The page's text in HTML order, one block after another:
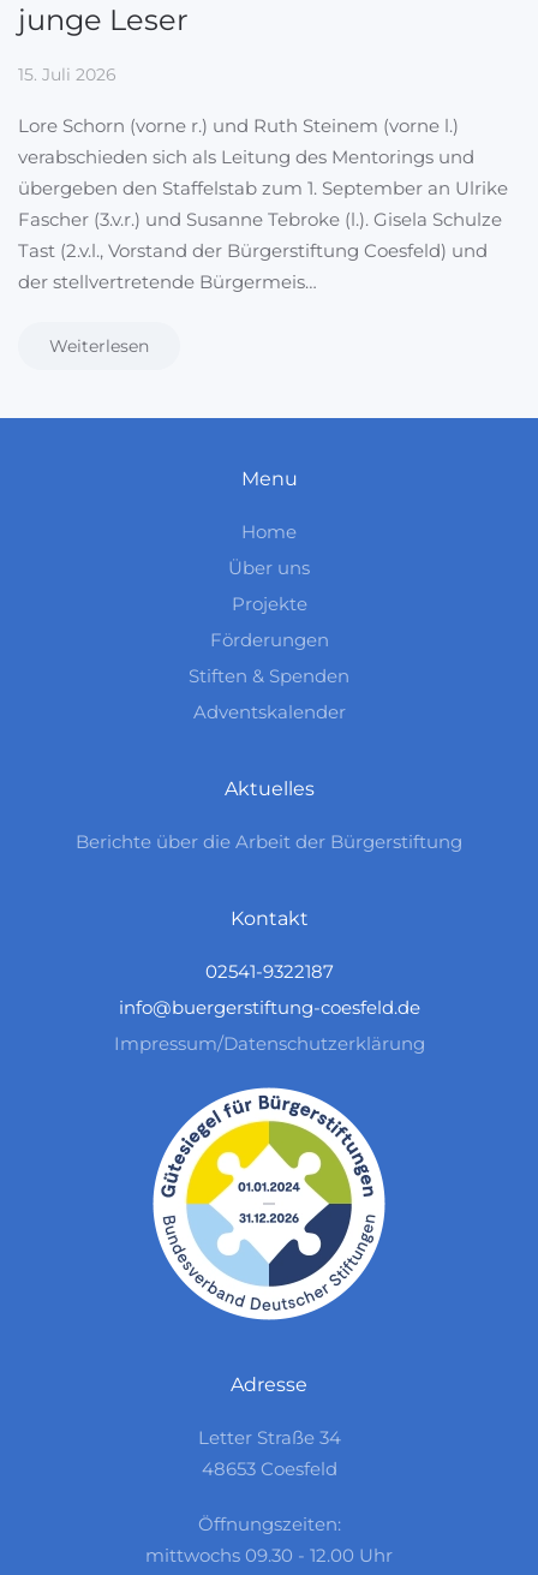
junge Leser
15. Juli 2026
Lore Schorn (vorne r.) und Ruth Steinem (vorne l.)
verabschieden sich als Leitung des Mentorings und
übergeben den Staffelstab zum 1. September an Ulrike
Fascher (3.v.r.) und Susanne Tebroke (l.). Gisela Schulze
Tast (2.v.l., Vorstand der Bürgerstiftung Coesfeld) und
der stellvertretende Bürgermeis…
Weiterlesen
Menu
Home
Über uns
Projekte
Förderungen
Stiften & Spenden
Adventskalender
Aktuelles
Berichte über die Arbeit der Bürgerstiftung
Kontakt
02541-9322187
info@buergerstiftung-coesfeld.de
Impressum/Datenschutzerklärung
Adresse
Letter Straße 34
48653 Coesfeld
Öffnungszeiten:
mittwochs 09.30 - 12.00 Uhr